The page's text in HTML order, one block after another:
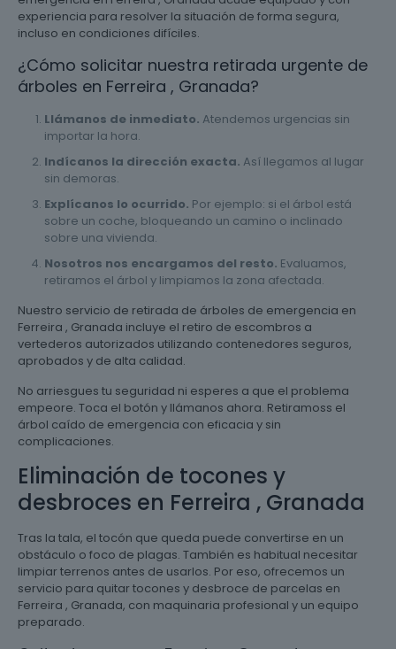
experiencia para resolver la situación de forma segura,
incluso en condiciones difíciles.
¿Cómo solicitar nuestra retirada urgente de
árboles en Ferreira , Granada?
Llámanos de inmediato. Atendemos urgencias sin
importar la hora.
Indícanos la dirección exacta. Así llegamos al lugar
sin demoras.
Explícanos lo ocurrido. Por ejemplo: si el árbol está
sobre un coche, bloqueando un camino o inclinado
sobre una vivienda.
Nosotros nos encargamos del resto. Evaluamos,
retiramos el árbol y limpiamos la zona afectada.
Nuestro servicio de retirada de árboles de emergencia en
Ferreira , Granada incluye el retiro de escombros a
vertederos autorizados utilizando contenedores seguros,
aprobados y de alta calidad.
No arriesgues tu seguridad ni esperes a que el problema
empeore. Toca el botón y llámanos ahora. Retiramoss el
árbol caído de emergencia con eficacia y sin
complicaciones.
Eliminación de tocones y
desbroces en Ferreira , Granada
Tras la tala, el tocón que queda puede convertirse en un
obstáculo o foco de plagas. También es habitual necesitar
limpiar terrenos antes de usarlos. Por eso, ofrecemos un
servicio para quitar tocones y desbroce de parcelas en
Ferreira , Granada, con maquinaria profesional y un equipo
preparado.